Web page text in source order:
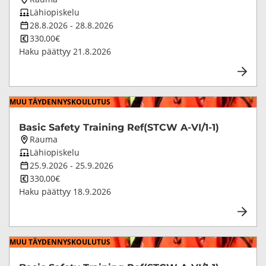
o
i
e
n
p
l
v
­
l
paikkakunta
Koulutuksen
opetustapa
Lähiopiskelu
Koulutuksen
kesto
28.8.2026 - 28.8.2026
Koulutuksen
hinta
330,00€
Haku päättyy 21.8.2026
MUU TÄY­DEN­NYS­KOU­LU­TUS
Basic Sa­fe­ty Trai­ning Ref(STCW A-VI/1-1)
Koulutuksen
paikkakunta
Rauma
Koulutuksen
opetustapa
Lähiopiskelu
Koulutuksen
kesto
25.9.2026 - 25.9.2026
Koulutuksen
hinta
330,00€
Haku päättyy 18.9.2026
MUU TÄY­DEN­NYS­KOU­LU­TUS